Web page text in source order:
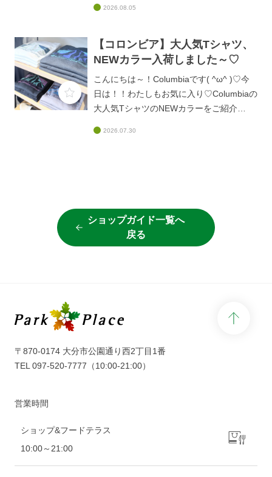
終了となります！！！！お取り寄せが難し
いものもありますのでお早めに！！皆様の
2026.08.05
【コロンビア】大人気Tシャツ、
NEWカラー入荷しました～♡
こんにちは～！Columbiaです( ^ω^ )♡今
日は！！わたしもお気に入り♡Columbiaの
大人気TシャツのNEWカラーをご紹介
ド系のカラーもあってめちゃくちゃ目を引
ゃいましょう～( ^ω^ )みなさまのご来店、
お待ちしております♡
2026.07.30
ショップガイド一覧へ
戻る
〒870-0174 大分市公園通り西2丁目1番
TEL 097-520-7777 （10:00-21:00）
営業時間
ショップ&フードテラス
10:00～21:00